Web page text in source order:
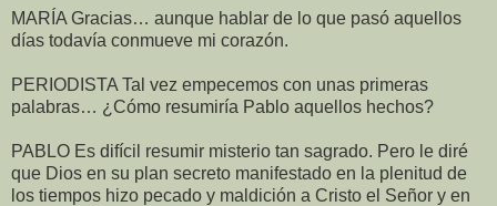
MARÍA Gracias… aunque hablar de lo que pasó aquellos
días todavía conmueve mi corazón.
PERIODISTA Tal vez empecemos con unas primeras
palabras… ¿Cómo resumiría Pablo aquellos hechos?
PABLO Es difícil resumir misterio tan sagrado. Pero le diré
que Dios en su plan secreto manifestado en la plenitud de
los tiempos hizo pecado y maldición a Cristo el Señor y en